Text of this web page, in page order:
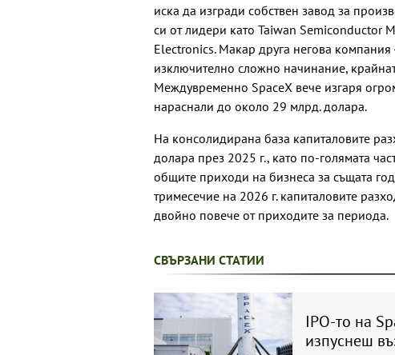
иска да изгради собствен завод за
си от лидери като Taiwan Semiconductor
Electronics. Макар друга негова
изключително сложно начинание,
Междувременно SpaceX вече изгаря
нараснали до около 29 млрд. долара.
На консолидирана база капиталовите
долара през 2025 г., като по-голямата
общите приходи на бизнеса за същата
тримесечие на 2026 г. капиталовите
двойно повече от приходите за периода.
СВЪРЗАНИ СТАТИИ
IPO-то на
изпуснеш